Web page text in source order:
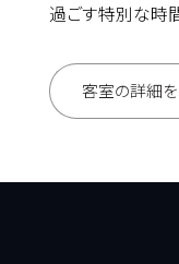
過ごす特別な時
客室の詳細